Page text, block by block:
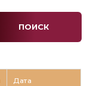
ПОИСК
Дата